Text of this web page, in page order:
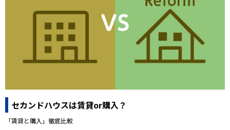
セカンドハウスは賃貸or購入？
「賃貸と購入」徹底比較